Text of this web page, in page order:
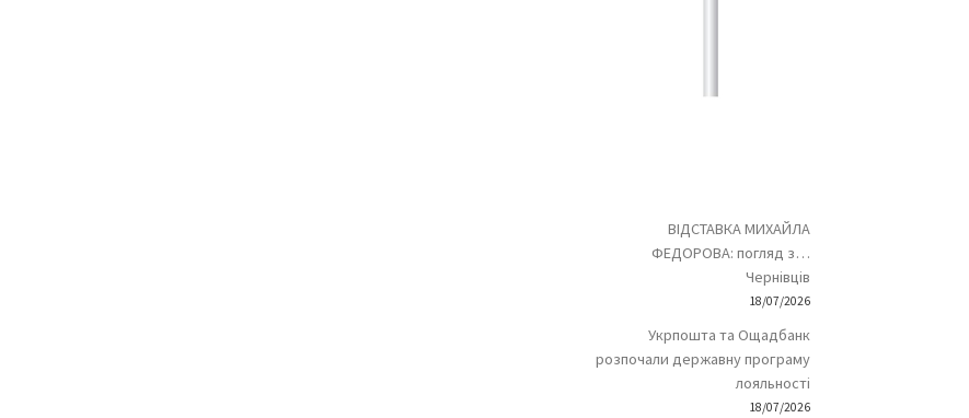
ВІДСТАВКА МИХАЙЛА
ФЕДОРОВА: погляд з…
Чернівців
18/07/2026
Укрпошта та Ощадбанк
розпочали державну програму
лояльності
18/07/2026